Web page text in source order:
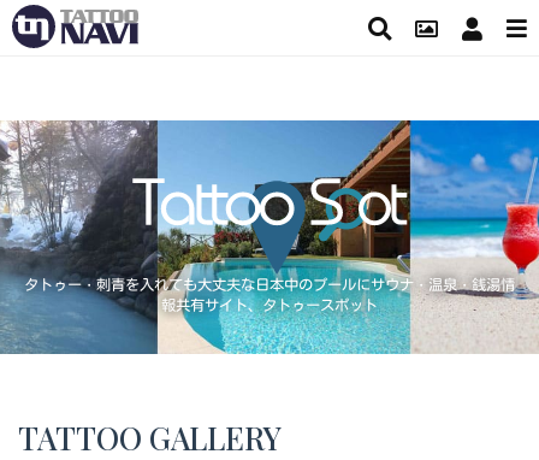
タトゥー・刺青を入れても大丈夫な日本中のプールにサウナ・温泉・銭湯情
報共有サイト、タトゥースポット
TATTOO GALLERY